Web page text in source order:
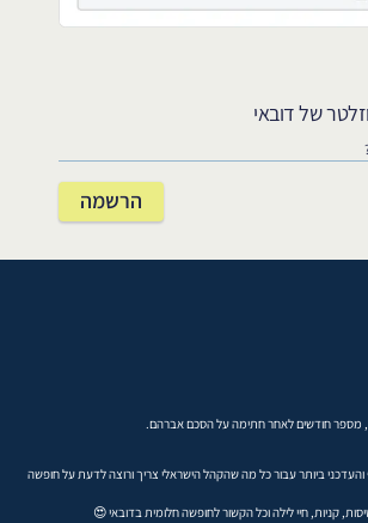
של דובאי
ביותר עבור כל מה שהקהל הישראלי צריך ורוצה לדעת על חופשה
קניות, חיי לילה וכל הקשור לחופשה חלומית בדובאי 😍